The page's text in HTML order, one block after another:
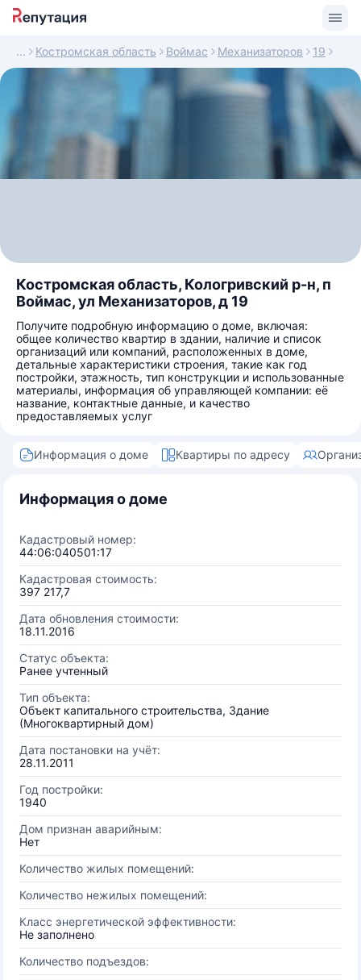
Костромская область Воймас Механизаторов 19
Костромская область, Кологривский р-н, п
Воймас, ул Механизаторов, д 19
Получите подробную информацию о доме, включая:
общее количество квартир в здании, наличие и список
организаций или компаний, расположенных в доме,
детальные характеристики строения, такие как год
постройки, этажность, тип конструкции и использованные
материалы, информация об управляющей компании: её
название, контактные данные, и качество
предоставляемых услуг
Информация о доме Квартиры по адресу
Информация о доме
Кадастровый номер:
44:06:040501:17
Кадастровая стоимость:
397 217,7
Дата обновления стоимости:
18.11.2016
Статус объекта:
Ранее учтенный
Тип объекта:
Объект капитального строительства, Здание
(Многоквартирный дом)
Дата постановки на учёт:
28.11.2011
Год постройки:
1940
Дом признан аварийным:
Нет
Количество жилых помещений:
Количество нежилых помещений:
Класс энергетической эффективности:
Не заполнено
Количество подъездов: